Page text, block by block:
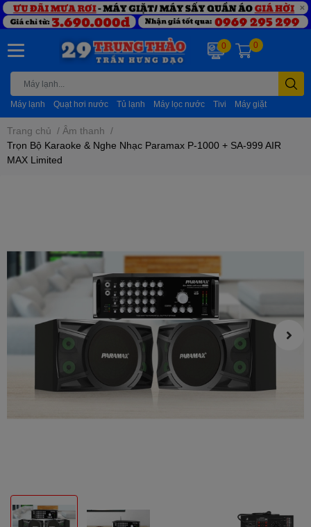
Máy lạnh Quạt hơi nước Tủ lạnh Máy lọc nước Tivi Máy giặt
0 0
Trang chủ / Âm thanh /
Trọn Bộ Karaoke & Nghe Nhạc Paramax P-1000 + SA-999 AIR
MAX Limited